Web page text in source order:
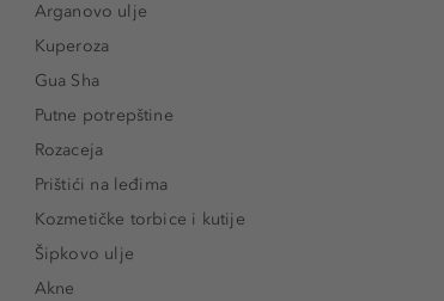
Arganovo ulje
Kuperoza
Gua Sha
Putne potrepštine
Rozaceja
Prištići na leđima
Kozmetičke torbice i kutije
Šipkovo ulje
Akne